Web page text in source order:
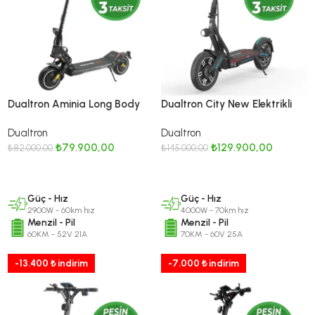
Dualtron Aminia Long Body
Çift Motor, 52V 21Ah
Samsung Batarya
Dualtron
₺82.000,00 ₺79.900,00
Güç - Hız
2900W - 60km hız
Menzil - Pil
60KM - 52V 21A
Dualtron City New Elektrikli
Motorlu, 60V 25Ah
Çıkarılabilir Batarya, 15 İnç
Dualtron
₺145.000,00 ₺129.900,00
Güç - Hız
4000W - 70km hız
Menzil - Pil
70KM - 60V 25A
-13.400 ₺ indirim -7.000 ₺ indirim